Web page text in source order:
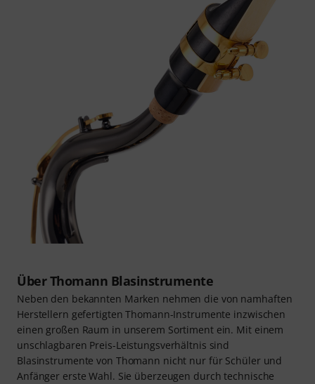
Über Thomann Blasinstrumente
Neben den bekannten Marken nehmen die von namhaften
Herstellern gefertigten Thomann-Instrumente inzwischen
einen großen Raum in unserem Sortiment ein. Mit einem
unschlagbaren Preis-Leistungsverhältnis sind
Blasinstrumente von Thomann nicht nur für Schüler und
Anfänger erste Wahl. Sie überzeugen durch technische